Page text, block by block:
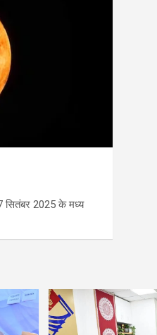
7 सितंबर 2025 के मध्य